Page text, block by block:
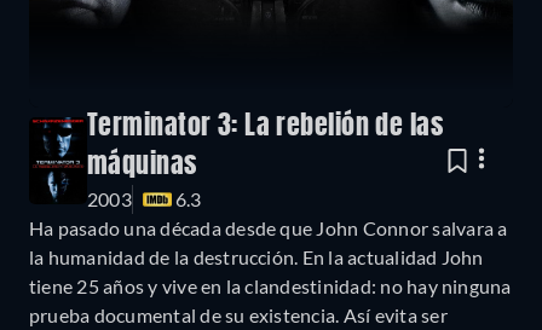
Terminator 3: La rebelión de las
máquinas
2003
6.3
Ha pasado una década desde que John Connor salvara a
la humanidad de la destrucción. En la actualidad John
tiene 25 años y vive en la clandestinidad: no hay ninguna
prueba documental de su existencia. Así evita ser